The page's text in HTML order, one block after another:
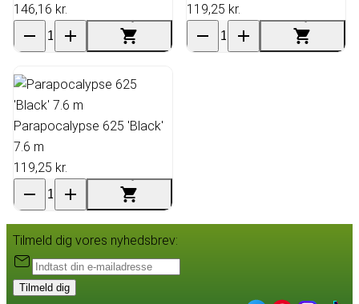
146,16 kr.
119,25 kr.
Parapocalypse 625 'Black'
7.6 m
119,25 kr.
Tilmeld dig vores nyhedsbrev:
Tilmeld dig